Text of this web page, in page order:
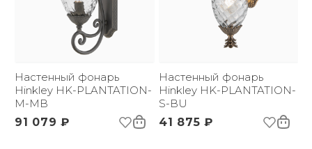
Настенный фонарь
Hinkley HK-PLANTATION-
M-MB
91 079 ₽
Настенный фонарь
Hinkley HK-PLANTATION-
S-BU
41 875 ₽